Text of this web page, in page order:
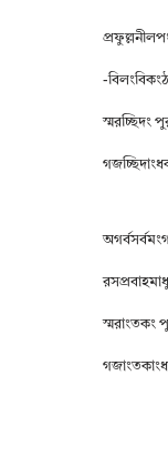
-
স্মরচ্ছিদং
স্মরাংতকং